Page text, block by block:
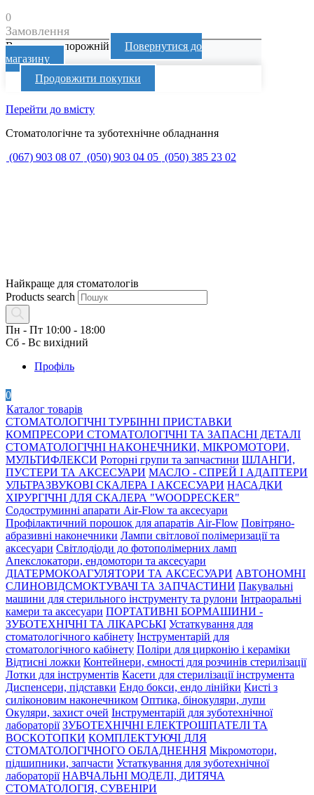
0
Замовлення
Ваш кошик порожній
Повернутися до
магазину
Продовжити покупки
Перейти до вмісту
Стоматологічне та зуботехнічне обладнання
(067) 903 08 07 (050) 903 04 05 (050) 385 23 02
Найкраще для стоматологів
Products search
Пн - Пт 10:00 - 18:00
Сб - Вс вихідний
Профіль
0
Каталог товарів
СТОМАТОЛОГІЧНІ ТУРБІННІ ПРИСТАВКИ
КОМПРЕСОРИ СТОМАТОЛОГІЧНІ ТА ЗАПАСНІ ДЕТАЛІ
СТОМАТОЛОГІЧНІ НАКОНЕЧНИКИ, МІКРОМОТОРИ,
МУЛЬТИФЛЕКСИ Роторні групи та запчастини ШЛАНГИ,
ПУСТЕРИ ТА АКСЕСУАРИ МАСЛО - СПРЕЙ І АДАПТЕРИ
УЛЬТРАЗВУКОВІ СКАЛЕРА І АКСЕСУАРИ НАСАДКИ
ХІРУРГІЧНІ ДЛЯ СКАЛЕРА "WOODPECKER"
Содоструминні апарати Air-Flow та аксесуари
Профілактичний порошок для апаратів Air-Flow Повітряно-
абразивні наконечники Лампи світлової полімеризації та
аксесуари Світлодіоди до фотополімерних ламп
Апекслокатори, ендомотори та аксесуари
ДІАТЕРМОКОАГУЛЯТОРИ ТА АКСЕСУАРИ АВТОНОМНІ
СЛИНОВІДСМОКТУВАЧІ ТА ЗАПЧАСТИНИ Пакувальні
машини для стерильного інструменту та рулони Інтраоральні
камери та аксесуари ПОРТАТИВНІ БОРМАШИНИ -
ЗУБОТЕХНІЧНІ ТА ЛІКАРСЬКІ Устаткування для
стоматологічного кабінету Інструментарій для
стоматологічного кабінету Поліри для цирконію і кераміки
Відтисні ложки Контейнери, ємності для розчинів стерилізації
Лотки для інструментів Касети для стерилізації інструмента
Диспенсери, підставки Ендо бокси, ендо лінійки Кисті з
силіконовим наконечником Оптика, бінокуляри, лупи
Окуляри, захист очей Інструментарій для зуботехнічної
лабораторії ЗУБОТЕХНІЧНІ ЕЛЕКТРОШПАТЕЛІ ТА
ВОСКОТОПКИ КОМПЛЕКТУЮЧІ ДЛЯ
СТОМАТОЛОГІЧНОГО ОБЛАДНЕННЯ Мікромотори,
підшипники, запчасти Устаткування для зуботехнічної
лабораторії НАВЧАЛЬНІ МОДЕЛІ, ДИТЯЧА
СТОМАТОЛОГІЯ, СУВЕНІРИ